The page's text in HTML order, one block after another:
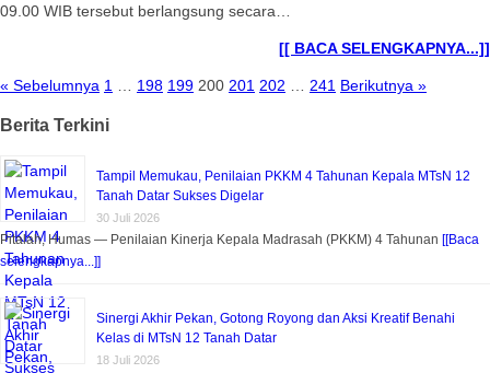
09.00 WIB tersebut berlangsung secara…
[[ BACA SELENGKAPNYA...]]
« Sebelumnya 1 198 199 200 201 202 241 Berikutnya »
Berita Terkini
Tampil Memukau, Penilaian PKKM 4 Tahunan Kepala MTsN 12
Tanah Datar Sukses Digelar
30 Juli 2026
Pitalah, Humas — Penilaian Kinerja Kepala Madrasah (PKKM) 4 Tahunan [[Baca
selengkapnya...]]
Sinergi Akhir Pekan, Gotong Royong dan Aksi Kreatif Benahi
Kelas di MTsN 12 Tanah Datar
18 Juli 2026